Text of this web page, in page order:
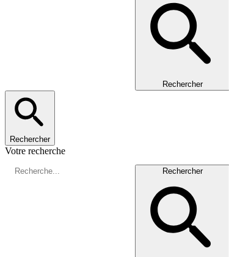
Rechercher
Rechercher
Votre recherche
Rechercher